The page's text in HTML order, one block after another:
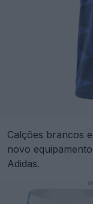
Calções brancos
novo
Adidas.